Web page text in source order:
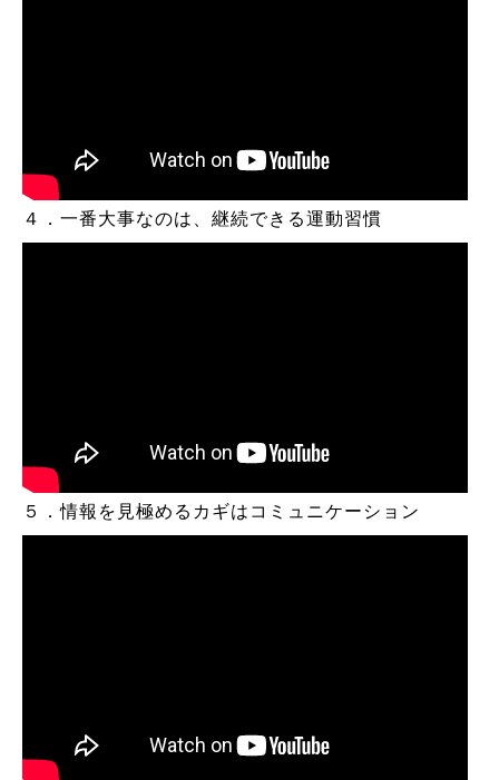
４．一番大事なのは、継続できる運動習慣
５．情報を見極めるカギはコミュニケーション